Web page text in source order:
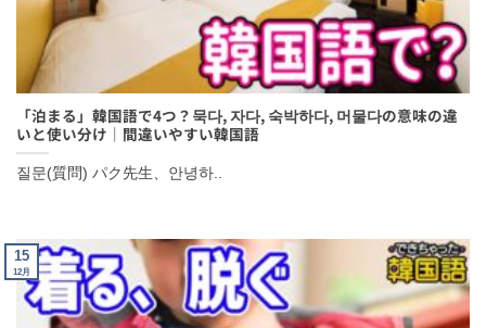
「泊まる」韓国語で4つ？묵다, 자다, 숙박하다, 머물다の意味の違
いと使い分け｜間違いやすい韓国語
질문(質問) パク先生、안녕하..
15
12月